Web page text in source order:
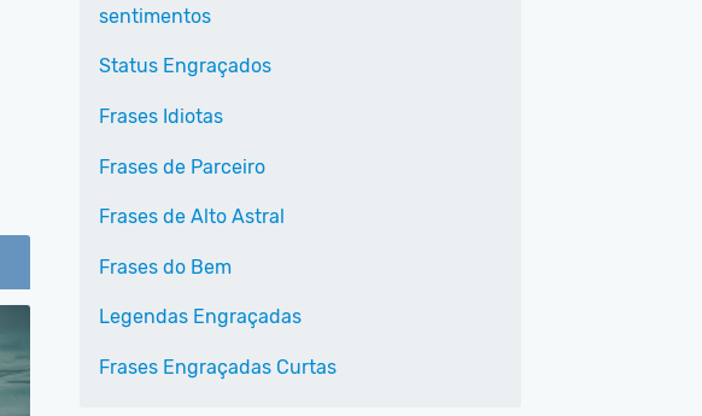
sentimentos
Status Engraçados
Frases Idiotas
Frases de Parceiro
Frases de Alto Astral
Frases do Bem
Legendas Engraçadas
Frases Engraçadas Curtas